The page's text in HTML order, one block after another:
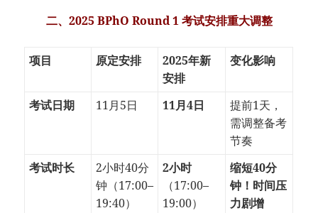
二、2025 BPhO Round 1 考试安排重大调整
项目 原定安排
2025年新
安排
变化影响
考试日期 11月5日 11月4日
提前1天，
需调整备考
节奏
考试时长
2小时40分
钟（17:00–
19:40）
2小时
（17:00–
19:00）
缩短40分
钟！时间压
力剧增